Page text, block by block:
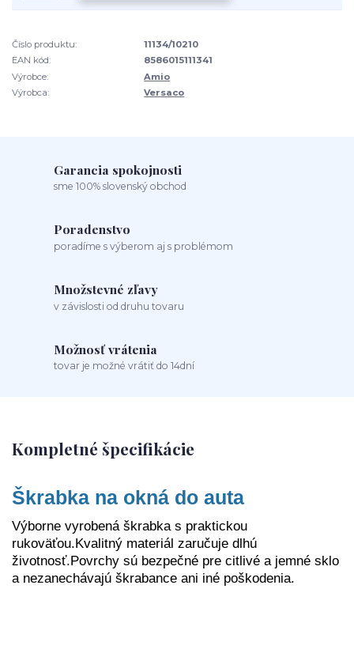
Číslo produktu:
11134/10210
EAN kód:
8586015111341
Výrobce:
Amio
Výrobca:
Versaco
Garancia spokojnosti
sme 100% slovenský obchod
Poradenstvo
poradíme s výberom aj s problémom
Množstevné zľavy
v závislosti od druhu tovaru
Možnosť vrátenia
tovar je možné vrátiť do 14dní
Kompletné špecifikácie
Škrabka na okná do auta
Výborne vyrobená škrabka s praktickou
rukoväťou. Kvalitný materiál zaručuje dlhú
životnosť. Povrchy sú bezpečné pre citlivé a jemné sklo
a nezanechávajú škrabance ani iné poškodenia.